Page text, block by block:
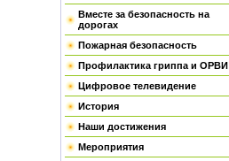
Вместе за безопасность на
дорогах
Пожарная безопасность
Профилактика гриппа и ОРВИ
Цифровое телевидение
История
Наши достижения
Мероприятия